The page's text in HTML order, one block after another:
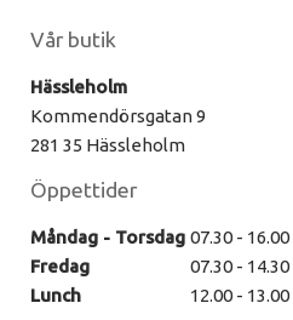
Vår butik
Hässleholm
Kommendörsgatan 9
281 35 Hässleholm
Öppettider
Måndag - Torsdag 07.30 - 16.00
Fredag
07.30 - 14.30
Lunch
12.00 - 13.00